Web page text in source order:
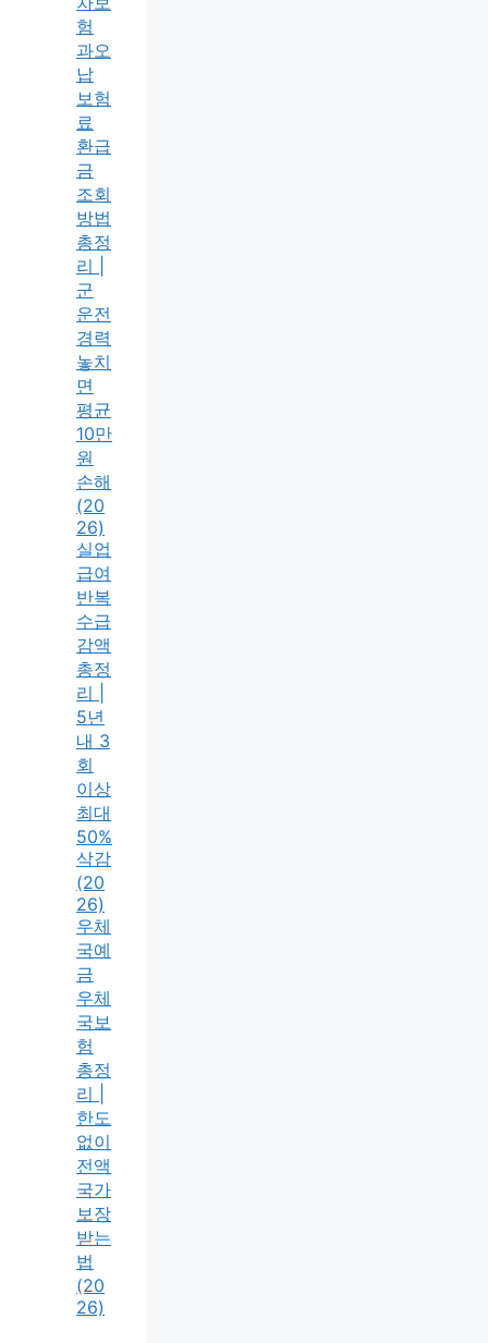
험
과오
납
보험
료
환급
금
조회
방법
총정
리 |
군
운전
경력
놓치
면
평균
10만
원
손해
(20
26)
실업
급여
반복
수급
감액
총정
리 |
5년
내 3
회
이상
최대
50%
삭감
(20
26)
우체
국예
금
우체
국보
험
총정
리 |
한도
없이
전액
국가
보장
받는
법
(20
26)